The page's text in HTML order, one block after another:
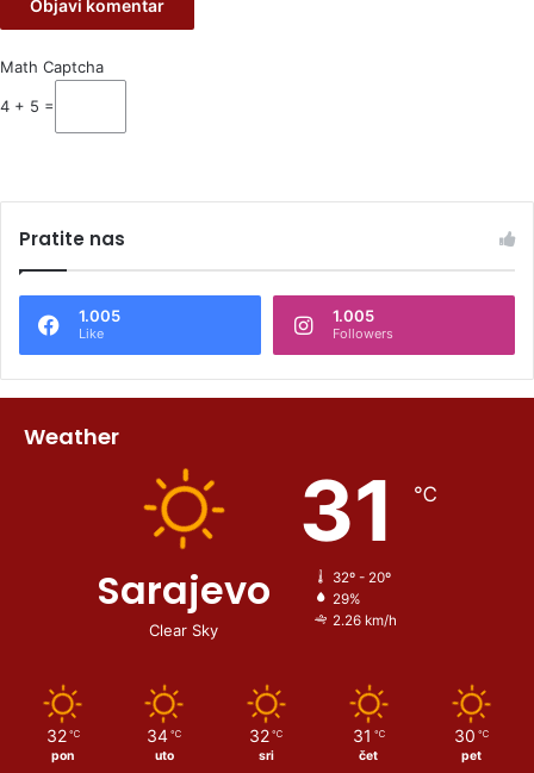
Math Captcha
4 + 5 =
Pratite nas
1.005
Like
1.005
Followers
Weather
Sarajevo
Clear Sky
31 ℃
32º - 20º
29%
2.26 km/h
32 ℃
pon
34 ℃
uto
32 ℃
sri
31 ℃
čet
30 ℃
pet